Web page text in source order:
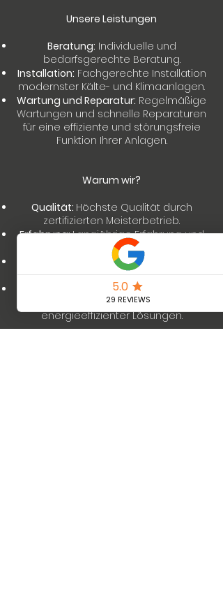
Unsere Leistungen
Beratung: Individuelle und
bedarfsgerechte Beratung.
Installation: Fachgerechte Installation
modernster Kälte- und Klimaanlagen.
Wartung und Reparatur: Regelmäßige
Wartungen und schnelle Reparaturen
für eine effiziente und störungsfreie
Funktion Ihrer Anlagen.
Warum wir?
Qualität: Höchste Qualität durch
zertifizierten Meisterbetrieb.
Erfahrung:Langjährige Erfahrung und
Fachkompetenz.
Kundenzufriedenheit:Ihr Vertrauen
und Ihre Zufriedenheit sind unser Ziel.
Umweltfreundlich:Einsatz
umweltfreundlicher und
energieeffizienter Lösungen.